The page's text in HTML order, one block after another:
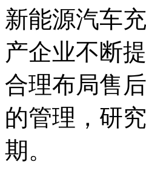
新能源汽车
产企业不断
合理布局售
的管理，研
期。